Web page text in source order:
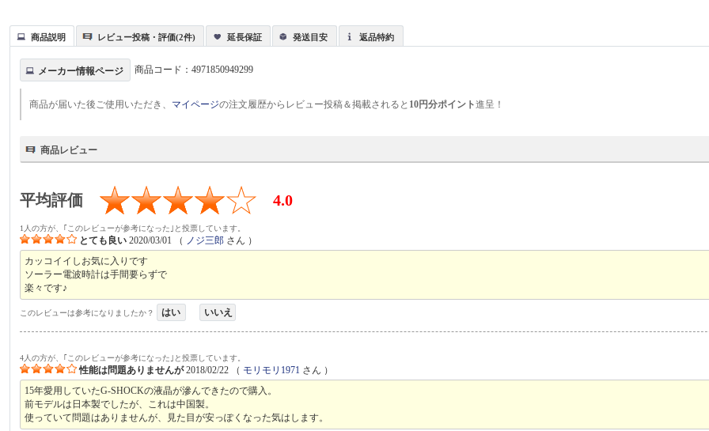
商品説明 レビュー投稿・評価(2件) 延長保証 発送目安 返品特約
メーカー情報ページ 商品コード：4971850949299
商品が届いた後ご使用いただき、 マイページの注文履歴からレビュー投稿＆掲載されると 10円分ポイント進呈！
商品レビュー
平均評価 4.0
1人の方が、｢このレビューが参考になった｣と投票しています。
とても良い 2020/03/01 （ ノジ三郎 さん ）
カッコイイしお気に入りです
ソーラー電波時計は手間要らずで
楽々です♪
このレビューは参考になりましたか？ はい いいえ
4人の方が、｢このレビューが参考になった｣と投票しています。
性能は問題ありませんが 2018/02/22 （ モリモリ1971 さん ）
15年愛用していたG-SHOCKの液晶が滲んできたので購入。
前モデルは日本製でしたが、これは中国製。
使っていて問題はありませんが、見た目が安っぽくなった気はします。